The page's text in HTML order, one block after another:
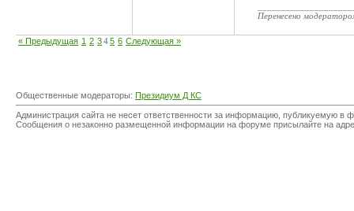
Перенесено
« Предыдущая 1 2 345 6 Следующая »
Общественные модераторы: Президиум Д КС
Администрация сайта не несет ответственности за информацию, публикуемую
Сообщения о незаконно размещенной информации на форуме присылайте на